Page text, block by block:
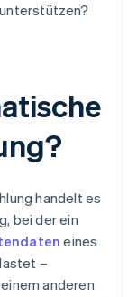
handelt es
bei der ein
eines
–
anderen